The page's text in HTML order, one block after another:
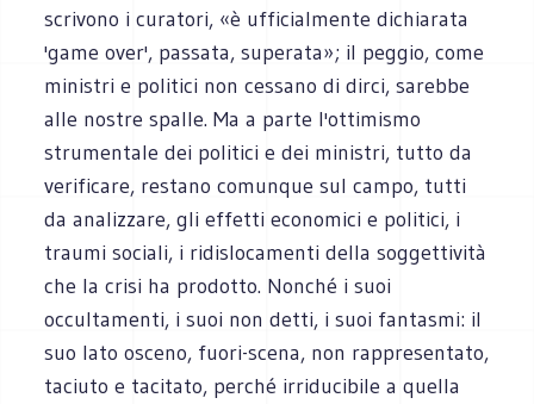
scrivono i curatori, «è ufficialmente dichiarata
'game over', passata, superata»; il peggio, come
ministri e politici non cessano di dirci, sarebbe
alle nostre spalle. Ma a parte l'ottimismo
strumentale dei politici e dei ministri, tutto da
verificare, restano comunque sul campo, tutti
da analizzare, gli effetti economici e politici, i
traumi sociali, i ridislocamenti della soggettività
che la crisi ha prodotto. Nonché i suoi
occultamenti, i suoi non detti, i suoi fantasmi: il
suo lato osceno, fuori-scena, non rappresentato,
taciuto e tacitato, perché irriducibile a quella